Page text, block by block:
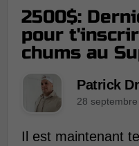
2500$:
pour
chums au
Patrick
28
Il est maintenant